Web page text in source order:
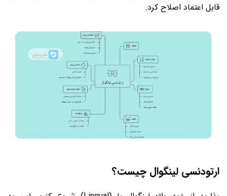
قابل اعتماد اصلاح کرد.
ارتودنسی لینگوال چیست؟